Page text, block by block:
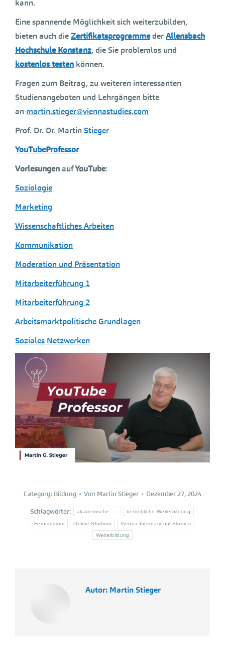
kann.
Eine spannende Möglichkeit sich weiterzubilden,
bieten auch dieZertifikatsprogrammederAllensbach
Hochschule Konstanz, die Sie problemlos und
kostenlos testen können.
Fragen zum Beitrag, zu weiteren interessanten
Studienangeboten und Lehrgängen bitte
an martin.stieger@viennastudies.com
Prof. Dr. Dr. Martin Stieger
YouTubeProfessor
VorlesungenaufYouTube:
Soziologie
Marketing
Wissenschaftliches Arbeiten
Kommunikation
Moderation und Präsentation
Mitarbeiterführung 1
Mitarbeiterführung 2
Arbeitsmarktpolitische Grundlagen
Soziales Netzwerken
Category: Bildung Von Martin Stieger Dezember 27, 2024
Schlagwörter: akademische .... betriebliche Weiterbildung
Fernstudium Online-Studium Vienna International Studies
Weiterbildung
Autor: Martin Stieger